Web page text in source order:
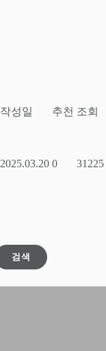
작성일 추천 조회
2025.03.20 0 31225
검색